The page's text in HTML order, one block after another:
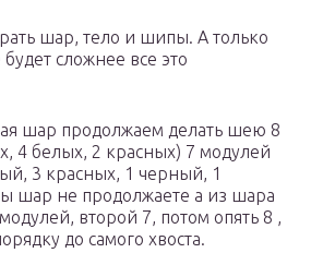
шар, тело и шипы. А только
сложнее все это
шар продолжаем делать шею 8
4 белых, 2 красных) 7 модулей
3 красных, 1 черный, 1
шар не продолжаете а из шара
второй 7, потом опять 8 ,
до самого хвоста.